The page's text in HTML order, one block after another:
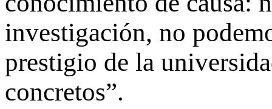
investigación, no
prestigio de la
concretos”.